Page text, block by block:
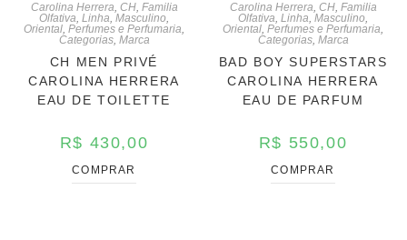
Carolina Herrera, CH, Familia
Olfativa, Linha, Masculino,
Oriental, Perfumes e Perfumaria,
Categorias, Marca
CH MEN PRIVÉ
CAROLINA HERRERA
EAU DE TOILETTE
R$ 430,00
COMPRAR
Carolina Herrera, CH, Familia
Olfativa, Linha, Masculino,
Oriental, Perfumes e Perfumaria,
Categorias, Marca
BAD BOY SUPERSTARS
CAROLINA HERRERA
EAU DE PARFUM
R$ 550,00
COMPRAR